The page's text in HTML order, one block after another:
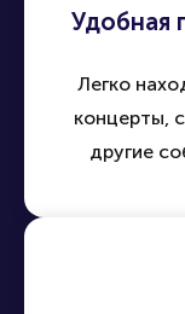
Удобная
Легко
концерты,
другие